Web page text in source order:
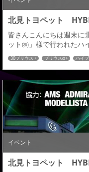
北見トヨペット
皆さんこんにちは週末に
ット㈱」様で行われたハ
報告をさせていただきま
＆プリウスα「ベルタ」
トヨペット様のデモカー
ていただけます。この画
ので、ご興味のある方
30プリウス プリウスα ハイ
イベント
北見トヨペット